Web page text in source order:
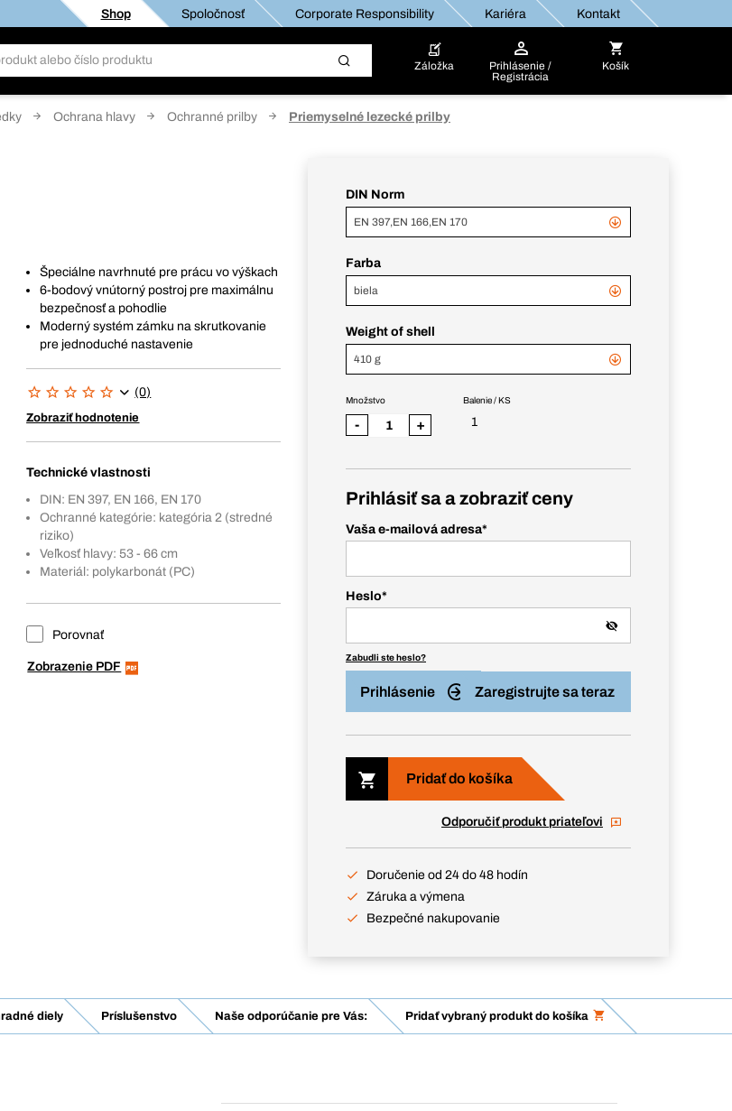
Shop Spoločnosť Corporate Responsibility Kariéra Kontakt
Záložka
Prihlásenie /
Registrácia
Košík
Ochrana hlavy Ochranné prilby Priemyselné lezecké prilby
Špeciálne navrhnuté pre prácu vo výškach
6-bodový vnútorný postroj pre maximálnu
bezpečnosť a pohodlie
Moderný systém zámku na skrutkovanie
pre jednoduché nastavenie
(0)
Zobraziť hodnotenie
Technické vlastnosti
DIN: EN 397, EN 166, EN 170
Ochranné kategórie: kategória 2 (stredné
riziko)
Veľkosť hlavy: 53 - 66 cm
Materiál: polykarbonát (PC)
Porovnať
Zobrazenie PDF
DIN Norm
EN 397,EN 166,EN 170
Farba
biela
Weight of shell
410 g
Balenie / KS
1
Množstvo
- +
Prihlásiť sa a zobraziť ceny
Vaša e-mailová adresa*
Heslo*
Zabudli ste heslo?
Prihlásenie Zaregistrujte sa teraz
Pridať do košíka
Odporučiť produkt priateľovi
Doručenie od 24 do 48 hodín
Záruka a výmena
Bezpečné nakupovanie
diely Príslušenstvo Naše odporúčanie pre Vás: Pridať vybraný produkt do košíka